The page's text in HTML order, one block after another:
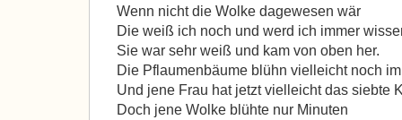
Wenn nicht die Wolke dagewesen wär
Die weiß ich noch und werd ich immer
Sie war sehr weiß und kam von oben her.
Die Pflaumenbäume blühn vielleicht noch
Und jene Frau hat jetzt vielleicht das siebte
Doch jene Wolke blühte nur Minuten